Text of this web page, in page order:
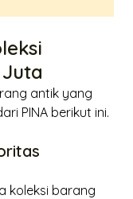
antik yang
PINA berikut ini.
koleksi barang